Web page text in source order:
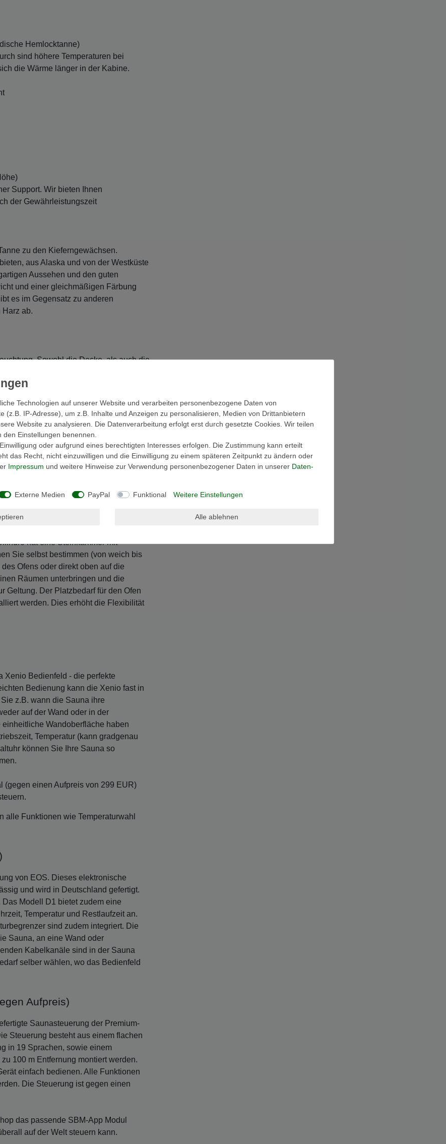
Hemlocktanne)
sind höhere Temperaturen bei
die Wärme länger in der Kabine.
Support. Wir bieten Ihnen
der Gewährleistungszeit
zu den Kieferngewächsen.
aus Alaska und von der Westküste
Aussehen und den guten
und einer gleichmäßigen Färbung
es im Gegensatz zu anderen
Harz ab.
Sowohl die Decke, als auch die
Das Licht kann wahlweise sanft
Sie in dieser Wohlfühlatmosphäre,
EOSPA Sauna holen Sie sich Ihre
in Finnland - dem Land in dem die
Cilindro von Harvia bietet Ihnen die
Die große Steinmenge dieses
hat eine Steinkammer mit
Sie selbst bestimmen (von weich bis
Ofens oder direkt oben auf die
Räumen unterbringen und die
Geltung. Der Platzbedarf für den Ofen
werden. Dies erhöht die Flexibilität
Xenio Bedienfeld - die perfekte
Bedienung kann die Xenio fast in
z.B. wann die Sauna ihre
auf der Wand oder in der
Wandoberfläche haben
Temperatur (kann gradgenau
können Sie Ihre Sauna so
(gegen einen Aufpreis von 299 EUR)
alle Funktionen wie Temperaturwahl
von EOS. Dieses elektronische
und wird in Deutschland gefertigt.
Modell D1 bietet zudem eine
Temperatur und Restlaufzeit an.
sind zudem integriert. Die
Sauna, an eine Wand oder
Kabelkanäle sind in der Sauna
selber wählen, wo das Bedienfeld
Aufpreis)
Saunasteuerung der Premium-
Steuerung besteht aus einem flachen
in 19 Sprachen, sowie einem
100 m Entfernung montiert werden.
einfach bedienen. Alle Funktionen
Die Steuerung ist gegen einen
das passende SBM-App Modul
auf der Welt steuern kann.
Technologien auf unserer Website und verarbeiten personenbezogene Daten von
(z.B. IP-Adresse), um z.B. Inhalte und Anzeigen zu personalisieren, Medien von Drittanbietern
Website zu analysieren. Die Datenverarbeitung erfolgt erst durch gesetzte Cookies. Wir teilen
Einstellungen benennen.
oder aufgrund eines berechtigten Interesses erfolgen. Die Zustimmung kann erteilt
das Recht, nicht einzuwilligen und die Einwilligung zu einem späteren Zeitpunkt zu ändern oder
Impressum und weitere Hinweise zur Verwendung personenbezogener Daten in unserer Daten­
Externe Medien PayPal Funktional Weitere Einstellungen
Alle ablehnen